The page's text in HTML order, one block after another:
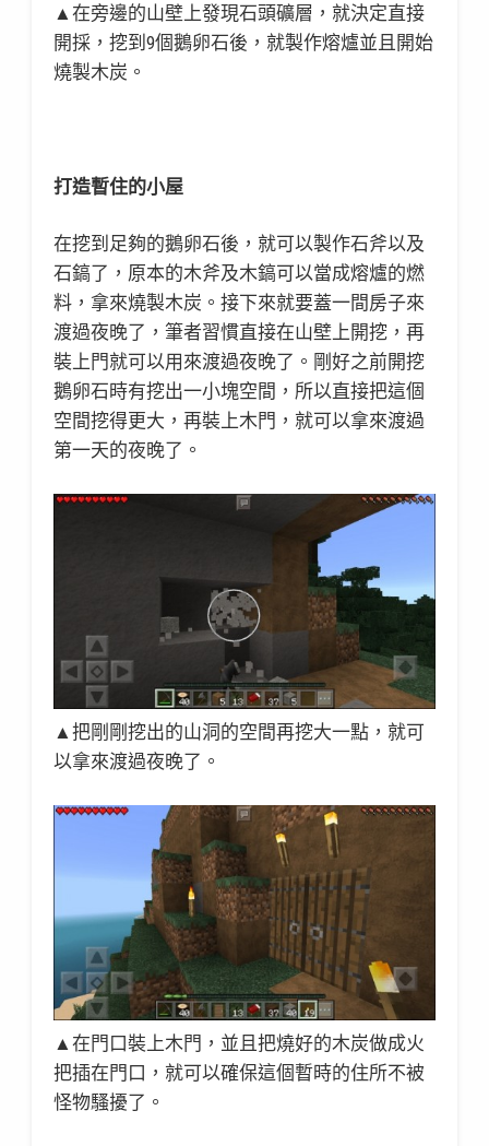
▲在旁邊的山壁上發現石頭礦層，就決定直接
開採，挖到9個鵝卵石後，就製作熔爐並且開始
燒製木炭。
打造暫住的小屋
在挖到足夠的鵝卵石後，就可以製作石斧以及
石鎬了，原本的木斧及木鎬可以當成熔爐的燃
料，拿來燒製木炭。接下來就要蓋一間房子來
渡過夜晚了，筆者習慣直接在山壁上開挖，再
裝上門就可以用來渡過夜晚了。剛好之前開挖
鵝卵石時有挖出一小塊空間，所以直接把這個
空間挖得更大，再裝上木門，就可以拿來渡過
第一天的夜晚了。
▲把剛剛挖出的山洞的空間再挖大一點，就可
以拿來渡過夜晚了。
▲在門口裝上木門，並且把燒好的木炭做成火
把插在門口，就可以確保這個暫時的住所不被
怪物騷擾了。